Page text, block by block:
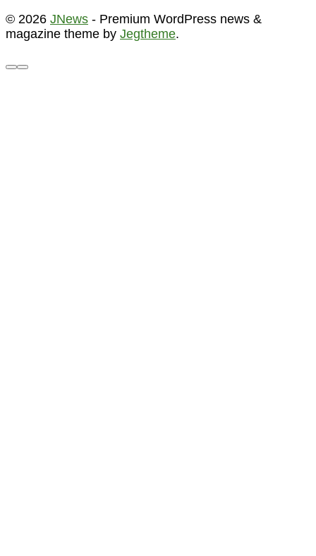
© 2026 JNews - Premium WordPress news &
magazine theme by Jegtheme.